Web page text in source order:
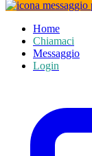
Home
Chiamaci
Messaggio
Login